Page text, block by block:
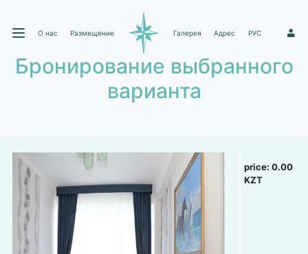
О нас Размещение Галерея Адрес РУС 1
Бронирование выбранного
варианта
price:0.00
KZT